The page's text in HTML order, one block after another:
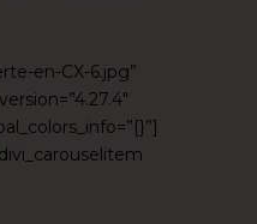
en-CX-6.jpg”